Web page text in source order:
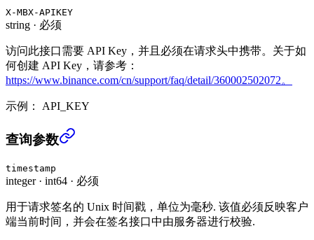
X-MBX-APIKEY
string · 必须
访问此接口需要 API Key，并且必须在请求头中携带。关于如
何创建 API Key，请参考：
https://www.binance.com/cn/support/faq/detail/360002502072。
示例： API_KEY
获取 RWUSD 收益历史 (USER_DATA)
查询参数
timestamp
integer· int64 · 必须
用于请求签名的 Unix 时间戳，单位为毫秒. 该值必须反映客户
端当前时间，并会在签名接口中由服务器进行校验.